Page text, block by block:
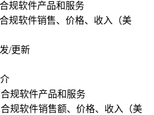
合规软件产品和服务
合规软件销售、价格、收入（美
/更新
合规软件产品和服务
合规软件销售额、价格、收入（美